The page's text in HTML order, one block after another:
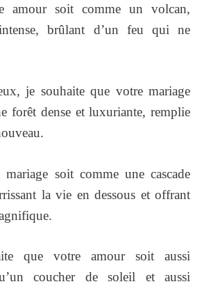
amour soit comme un volcan,
brûlant d’un feu qui ne
je souhaite que votre mariage
forêt dense et luxuriante, remplie
soit comme une cascade
la vie en dessous et offrant
que votre amour soit aussi
coucher de soleil et aussi